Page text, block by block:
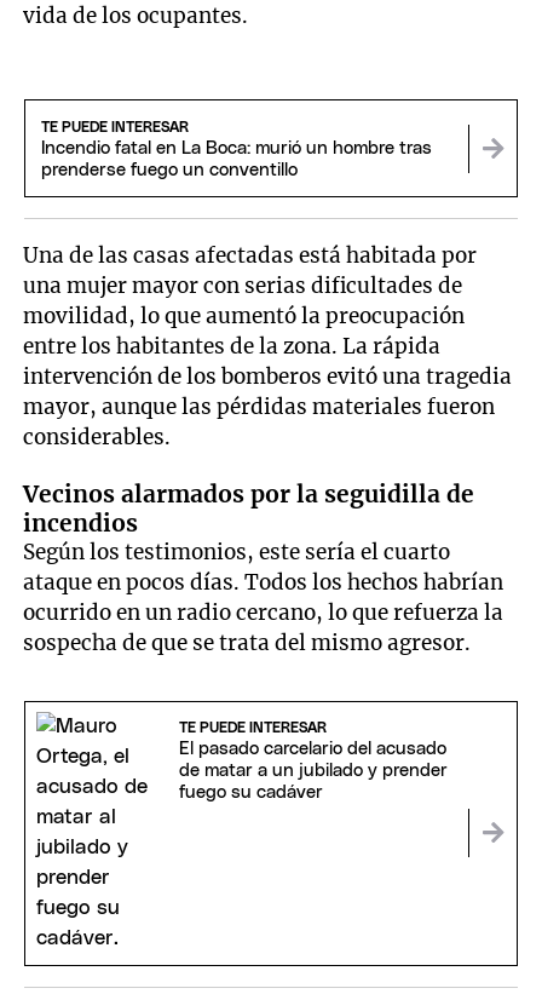
vida de los ocupantes.
TE PUEDE INTERESAR
Incendio fatal en La Boca: murió un hombre tras
prenderse fuego un conventillo
Una de las casas afectadas está habitada por
una mujer mayor con serias dificultades de
movilidad, lo que aumentó la preocupación
entre los habitantes de la zona. La rápida
intervención de los bomberos evitó una tragedia
mayor, aunque las pérdidas materiales fueron
considerables.
Vecinos alarmados por la seguidilla de
incendios
Según los testimonios, este sería el cuarto
ataque en pocos días. Todos los hechos habrían
ocurrido en un radio cercano, lo que refuerza la
sospecha de que se trata del mismo agresor.
TE PUEDE INTERESAR
El pasado carcelario del acusado
de matar a un jubilado y prender
fuego su cadáver